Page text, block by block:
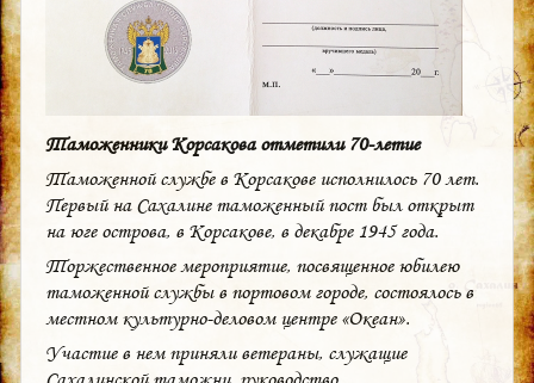
Таможенники Корсакова отметили 70-летие
Таможенной службе в Корсакове исполнилось 70 лет.
Первый на Сахалине таможенный пост был открыт
на юге острова, в Корсакове, в декабре 1945 года.
Торжественное мероприятие, посвященное юбилею
таможенной службы в портовом городе, состоялось в
местном культурно-деловом центре «Океан».
Участие в нем приняли ветераны, служащие